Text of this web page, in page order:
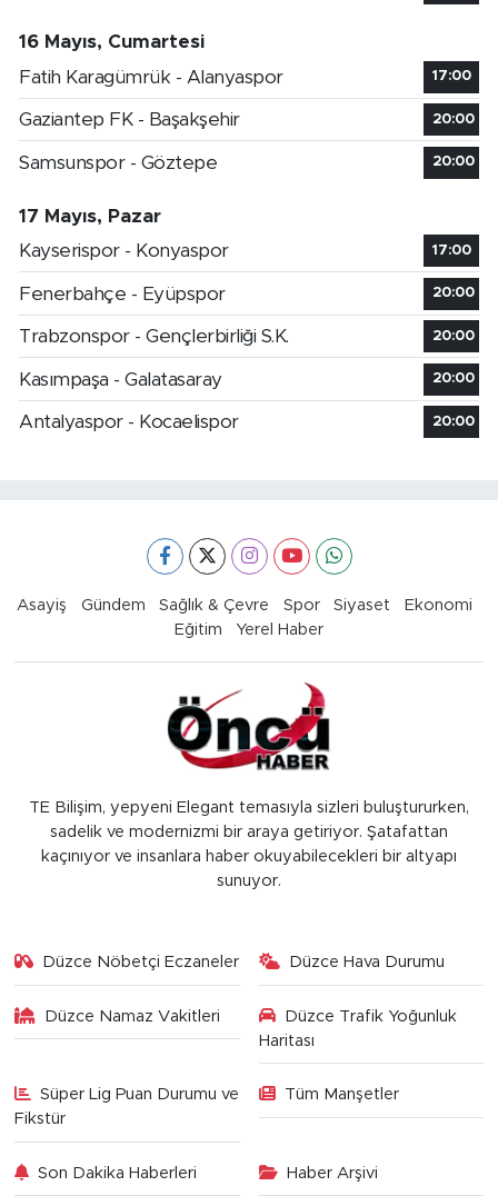
16 Mayıs, Cumartesi
Fatih Karagümrük - Alanyaspor
17:00
Gaziantep FK - Başakşehir 20:00
Samsunspor - Göztepe 20:00
17 Mayıs, Pazar
Kayserispor - Konyaspor
17:00
Fenerbahçe - Eyüpspor 20:00
Trabzonspor - Gençlerbirliği S.K. 20:00
Kasımpaşa - Galatasaray 20:00
Antalyaspor - Kocaelispor 20:00
Asayiş Gündem Sağlık & Çevre Spor Siyaset
Ekonomi
Eğitim
Yerel Haber
TE Bilişim, yepyeni Elegant temasıyla sizleri buluştururken,
sadelik ve modernizmi bir araya getiriyor. Şatafattan
kaçınıyor ve insanlara haber okuyabilecekleri bir altyapı
sunuyor.
Düzce Nöbetçi Eczaneler Düzce Hava Durumu
Düzce Namaz Vakitleri
Düzce Trafik Yoğunluk
Haritası
Süper Lig Puan Durumu ve
Fikstür
Tüm Manşetler
Son Dakika Haberleri Haber Arşivi